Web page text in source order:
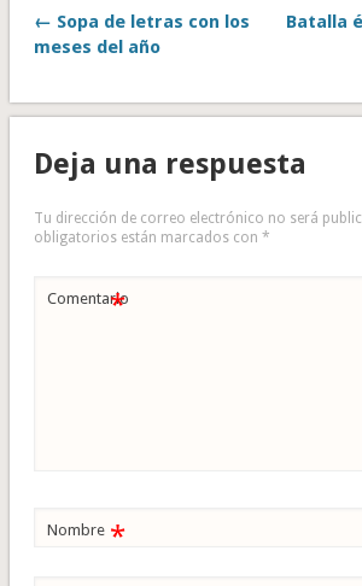
← Sopa de letras con los
meses del año
Batalla
Deja una respuesta
Tu dirección de correo electrónico no será
obligatorios están marcados con *
Comentario
*
Nombre *